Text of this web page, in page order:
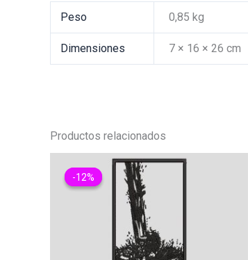
Peso 0,85 kg
Dimensiones 7 × 16 × 26 cm
Productos relacionados
-12%
-12%